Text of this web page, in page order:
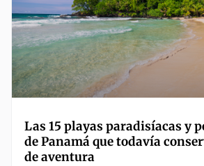
Las 15 playas paradisíacas y
de Panamá que todavía
de aventura